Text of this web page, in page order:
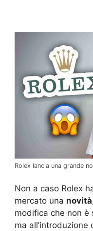
Rolex lancia una grande
Non a caso Rolex
mercato una
modifica che non è
ma